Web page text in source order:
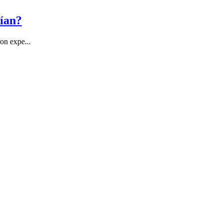
expe...